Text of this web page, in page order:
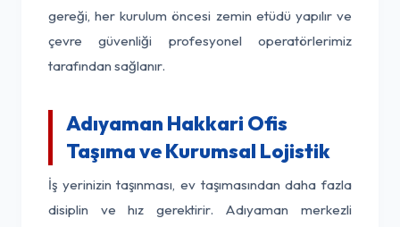
gereği, her kurulum öncesi zemin etüdü yapılır ve
çevre güvenliği profesyonel operatörlerimiz
tarafından sağlanır.
Adıyaman Hakkari Ofis
Taşıma ve Kurumsal Lojistik
İş yerinizin taşınması, ev taşımasından daha fazla
disiplin ve hız gerektirir. Adıyaman merkezli